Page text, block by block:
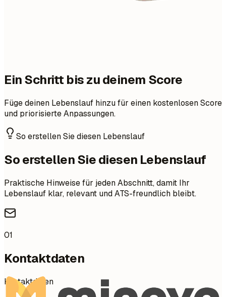
Ein Schritt bis zu deinem Score
Füge deinen Lebenslauf hinzu für einen kostenlosen Score
und priorisierte Anpassungen.
So erstellen Sie diesen Lebenslauf
So erstellen Sie diesen Lebenslauf
Praktische Hinweise für jeden Abschnitt, damit Ihr
Lebenslauf klar, relevant und ATS-freundlich bleibt.
01
Kontaktdaten
Kontaktdaten